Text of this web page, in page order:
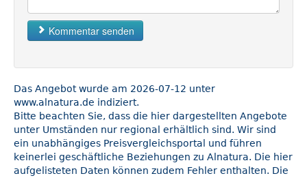
Kommentar senden
Das Angebot wurde am 2026-07-12 unter
www.alnatura.de indiziert.
Bitte beachten Sie, dass die hier dargestellten Angebote
unter Umständen nur regional erhältlich sind. Wir sind
ein unabhängiges Preisvergleichsportal und führen
keinerlei geschäftliche Beziehungen zu Alnatura. Die hier
aufgelisteten Daten können zudem Fehler enthalten. Die